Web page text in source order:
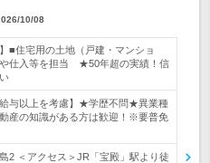
10/08
■住宅用の土地（戸建・マンショ
や仕入等を担当 ★50年超の実績！信
給与以上を考慮】★学歴不問★異業種
産の知識がある方は歓迎！※要普免
2 ＜アクセス＞JR「宝殿」駅より徒